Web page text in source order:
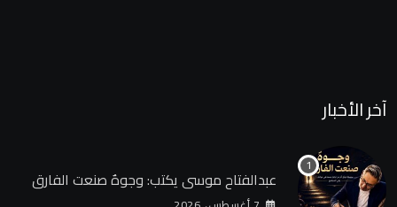
آخر الأخبار
عبدالفتاح موسى يكتب: وجوهٌ صنعت الفارق